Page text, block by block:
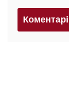
Коментарi